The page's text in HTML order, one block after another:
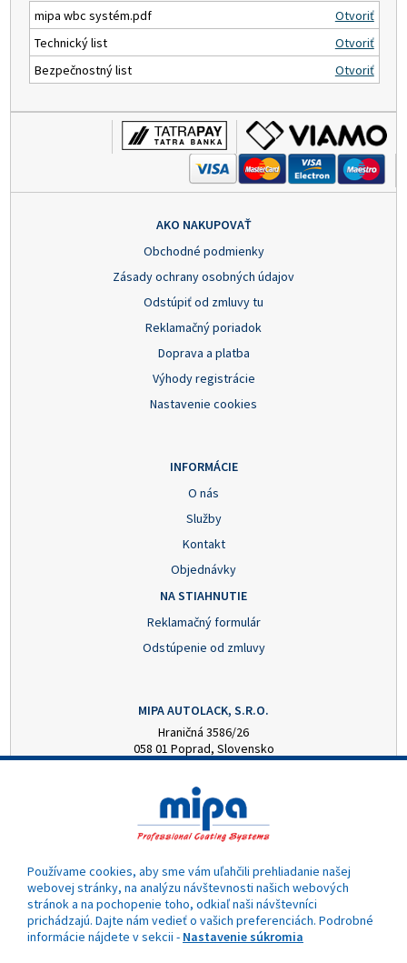
mipa wbc systém.pdf
Otvoriť
Technický list
Otvoriť
Bezpečnostný list
Otvoriť
AKO NAKUPOVAŤ
Obchodné podmienky
Zásady ochrany osobných údajov
Odstúpiť od zmluvy tu
Reklamačný poriadok
Doprava a platba
Výhody registrácie
Nastavenie cookies
INFORMÁCIE
O nás
Služby
Kontakt
Objednávky
NA STIAHNUTIE
Reklamačný formulár
Odstúpenie od zmluvy
MIPA AUTOLACK, S.R.O.
Hraničná 3586/26
058 01 Poprad, Slovensko
mipa@autolack.sk
OTVÁRACIE HODINY
Pondelok - Piatok: 8:00 - 16:00 hod.
Používame cookies, aby sme vám uľahčili prehliadanie našej
webovej stránky, na analýzu návštevnosti našich webových
stránok a na pochopenie toho, odkiaľ naši návštevníci
prichádzajú. Dajte nám vedieť o vašich preferenciách. Podrobné
informácie nájdete v sekcii - Nastavenie súkromia